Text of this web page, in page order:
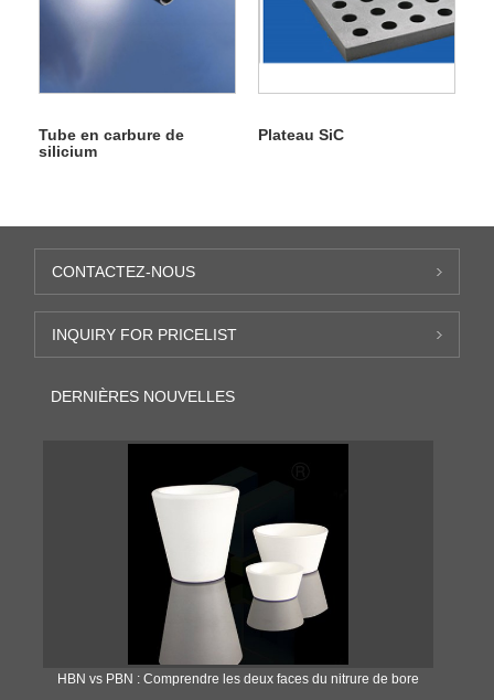
Tube en carbure de
silicium
Plateau SiC
CONTACTEZ-NOUS
INQUIRY FOR PRICELIST
DERNIÈRES NOUVELLES
​HBN vs PBN : Comprendre les deux faces du nitrure de bore